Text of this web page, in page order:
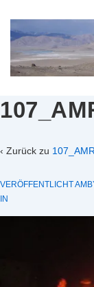
Zum
Inhalt
‹ Zurück zu
VERÖFFENTLICHT
IN